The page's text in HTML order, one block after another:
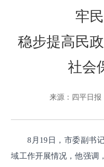
牢
稳步提高民
社会
来源：四平日报
8月19日，市委副书记
域工作开展情况，他强调